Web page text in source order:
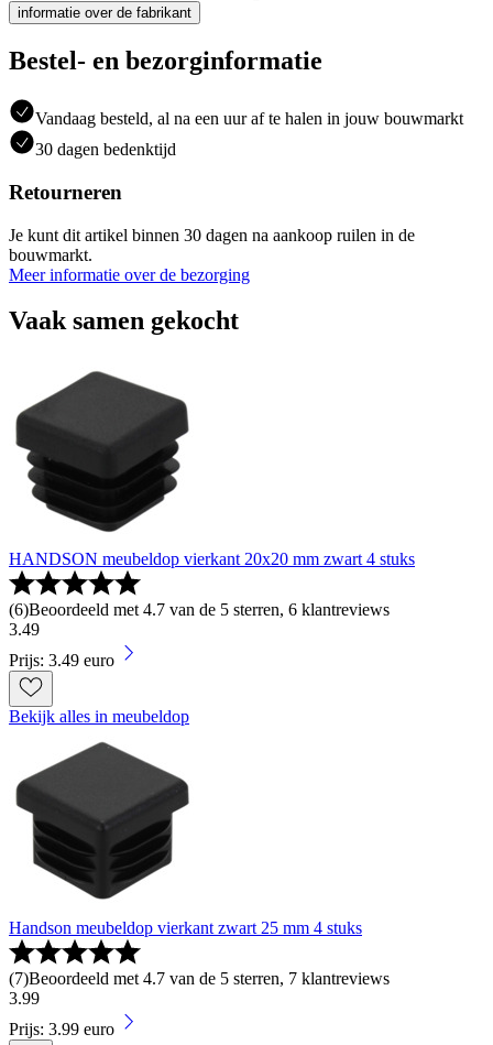
informatie over de fabrikant
Bestel- en bezorginformatie
Vandaag besteld, al na een uur af te halen in jouw bouwmarkt
30 dagen bedenktijd
Retourneren
Je kunt dit artikel binnen 30 dagen na aankoop ruilen in de
bouwmarkt.
Meer informatie over de bezorging
Vaak samen gekocht
HANDSON meubeldop vierkant 20x20 mm zwart 4 stuks
(6)Beoordeeld met 4.7 van de 5 sterren, 6 klantreviews
3.49
Prijs: 3.49 euro
Bekijk alles in meubeldop
Handson meubeldop vierkant zwart 25 mm 4 stuks
(7)Beoordeeld met 4.7 van de 5 sterren, 7 klantreviews
3.99
Prijs: 3.99 euro